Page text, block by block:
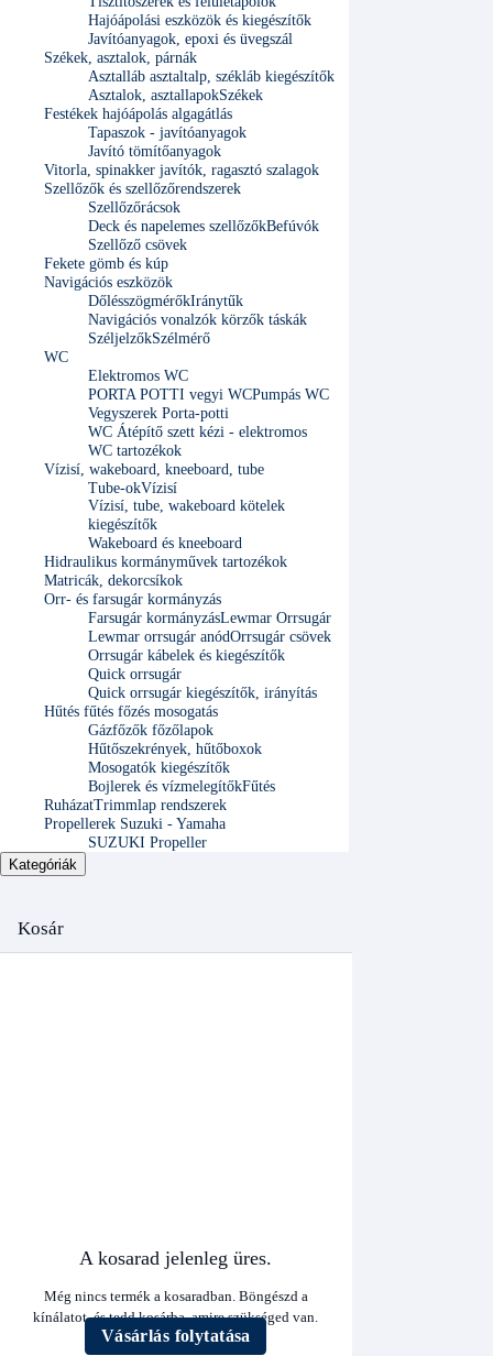
Hajóápolási eszközök és kiegészítők
Javítóanyagok, epoxi és üvegszál
Székek, asztalok, párnák
Asztalláb asztaltalp, székláb kiegészítők
Asztalok, asztallapokSzékek
Festékek hajóápolás algagátlás
Tapaszok - javítóanyagok
Javító tömítőanyagok
Vitorla, spinakker javítók, ragasztó szalagok
Szellőzők és szellőzőrendszerek
Szellőzőrácsok
Deck és napelemes szellőzőkBefúvók
Szellőző csövek
Fekete gömb és kúp
Navigációs eszközök
DőlésszögmérőkIránytűk
Navigációs vonalzók körzők táskák
SzéljelzőkSzélmérő
WC
Elektromos WC
PORTA POTTI vegyi WCPumpás WC
Vegyszerek Porta-potti
WC Átépítő szett kézi - elektromos
WC tartozékok
Vízisí, wakeboard, kneeboard, tube
Tube-okVízisí
Vízisí, tube, wakeboard kötelek
kiegészítők
Wakeboard és kneeboard
Hidraulikus kormányművek tartozékok
Matricák, dekorcsíkok
Orr- és farsugár kormányzás
Farsugár kormányzásLewmar Orrsugár
Lewmar orrsugár anódOrrsugár csövek
Orrsugár kábelek és kiegészítők
Quick orrsugár
Quick orrsugár kiegészítők, irányítás
Hűtés fűtés főzés mosogatás
Gázfőzők főzőlapok
Hűtőszekrények, hűtőboxok
Mosogatók kiegészítők
Bojlerek és vízmelegítőkFűtés
RuházatTrimmlap rendszerek
Propellerek Suzuki - Yamaha
SUZUKI Propeller
Kategóriák
Kosár
A kosarad jelenleg üres.
Még nincs termék a kosaradban. Böngészd a
kínálatot, és tedd kosárba, amire szükséged van.
Vásárlás folytatása